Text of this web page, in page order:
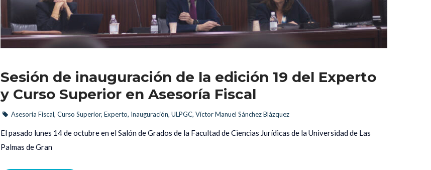
Sesión de inauguración de la edición 19 del Experto
y Curso Superior en Asesoría Fiscal
Asesoría Fiscal, Curso Superior, Experto, Inauguración, ULPGC, Víctor Manuel Sánchez Blázquez
El pasado lunes 14 de octubre en el Salón de Grados de la Facultad de Ciencias Jurídicas de la Universidad de Las
Palmas de Gran